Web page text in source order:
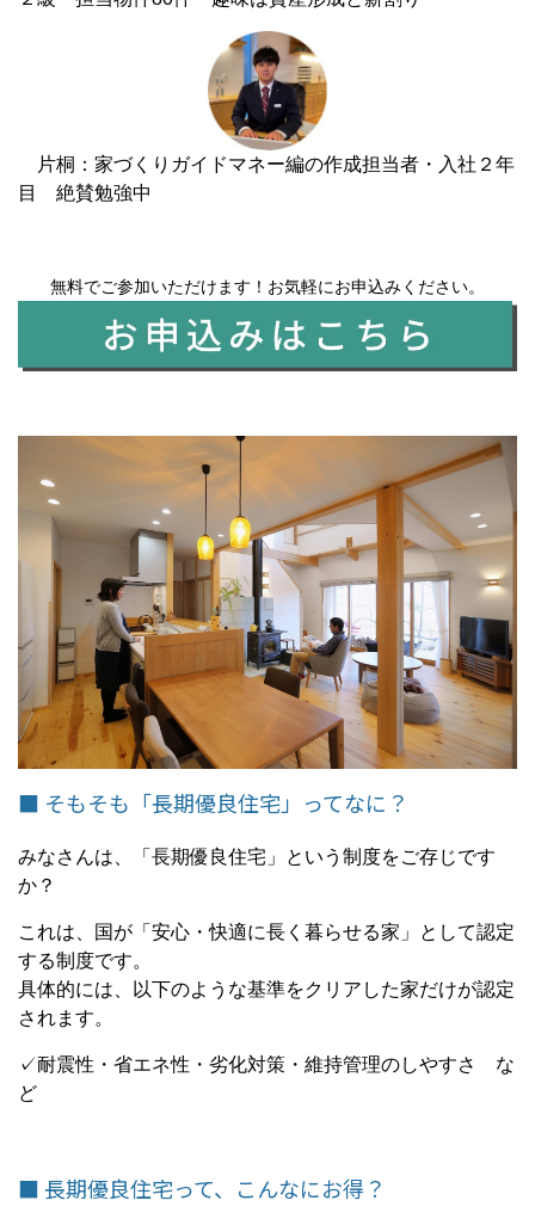
片桐 ：家づくりガイドマネー編の作成担当者・入社２年
目 絶賛勉強中
無料でご参加いただけます！お気軽にお申込みください。
■ そもそも「長期優良住宅」ってなに？
みなさんは、「長期優良住宅」という制度をご存じです
か？
これは、国が「安心・快適に長く暮らせる家」として認定
する制度です。
具体的には、以下のような基準をクリアした家だけが認定
されます。
✓耐震性・省エネ性・劣化対策・維持管理のしやすさ な
ど
■ 長期優良住宅って、こんなにお得？